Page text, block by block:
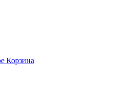
Корзина